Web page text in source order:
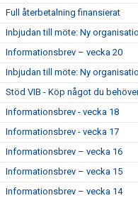
Full återbetalning finansierat
Inbjudan till möte: Ny
Informationsbrev – vecka 20
Inbjudan till möte: Ny
Stöd VIB - Köp något du
Informationsbrev - vecka 18
Informationsbrev - vecka 17
Informationsbrev – vecka 16
Informationsbrev – vecka 15
Informationsbrev – vecka 14